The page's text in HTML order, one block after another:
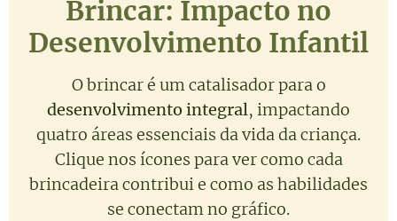
Brincar: Impacto no
Desenvolvimento Infantil
O brincar é um catalisador para o
desenvolvimento integral, impactando
quatro áreas essenciais da vida da criança.
Clique nos ícones para ver como cada
brincadeira contribui e como as habilidades
se conectam no gráfico.